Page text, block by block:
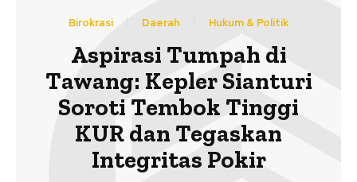
Birokrasi Daerah Hukum & Politik
Aspirasi Tumpah di
Tawang: Kepler Sianturi
Soroti Tembok Tinggi
KUR dan Tegaskan
Integritas Pokir